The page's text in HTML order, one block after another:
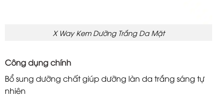
X Way Kem Dưỡng Trắng Da Mặt
Công dụng chính
Bổ sung dưỡng chất giúp dưỡng làn da trắng sáng tự
nhiên